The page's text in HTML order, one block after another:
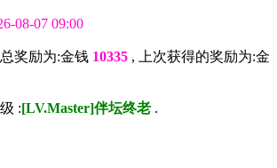
08-07 09:00
奖励为:金钱 10335 , 上次获得的奖励为:金
:[LV.Master]伴坛终老 .